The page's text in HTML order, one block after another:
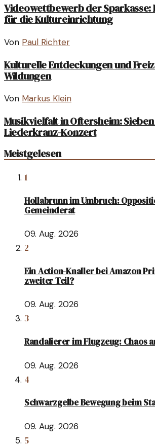
Videowettbewerb der Sparkasse:
für die Kultureinrichtung
Von Paul Richter
Kulturelle Entdeckungen und
Wildungen
Von Markus Klein
Musikvielfalt in Oftersheim:
Liederkranz-Konzert
Meistgelesen
1
Hollabrunn im Umbruch:
Gemeinderat
09. Aug. 2026
2
Ein Action-Knaller bei Amazon
zweiter Teil?
09. Aug. 2026
3
Randalierer im Flugzeug: Chaos
09. Aug. 2026
4
Schwarzgelbe Bewegung beim
09. Aug. 2026
5